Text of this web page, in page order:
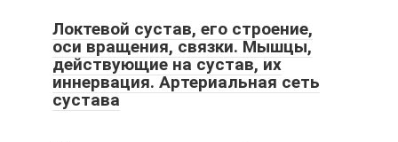
Локтевой сустав, его строение,
оси вращения, связки. Мышцы,
действующие на сустав, их
иннервация. Артериальная сеть
сустава